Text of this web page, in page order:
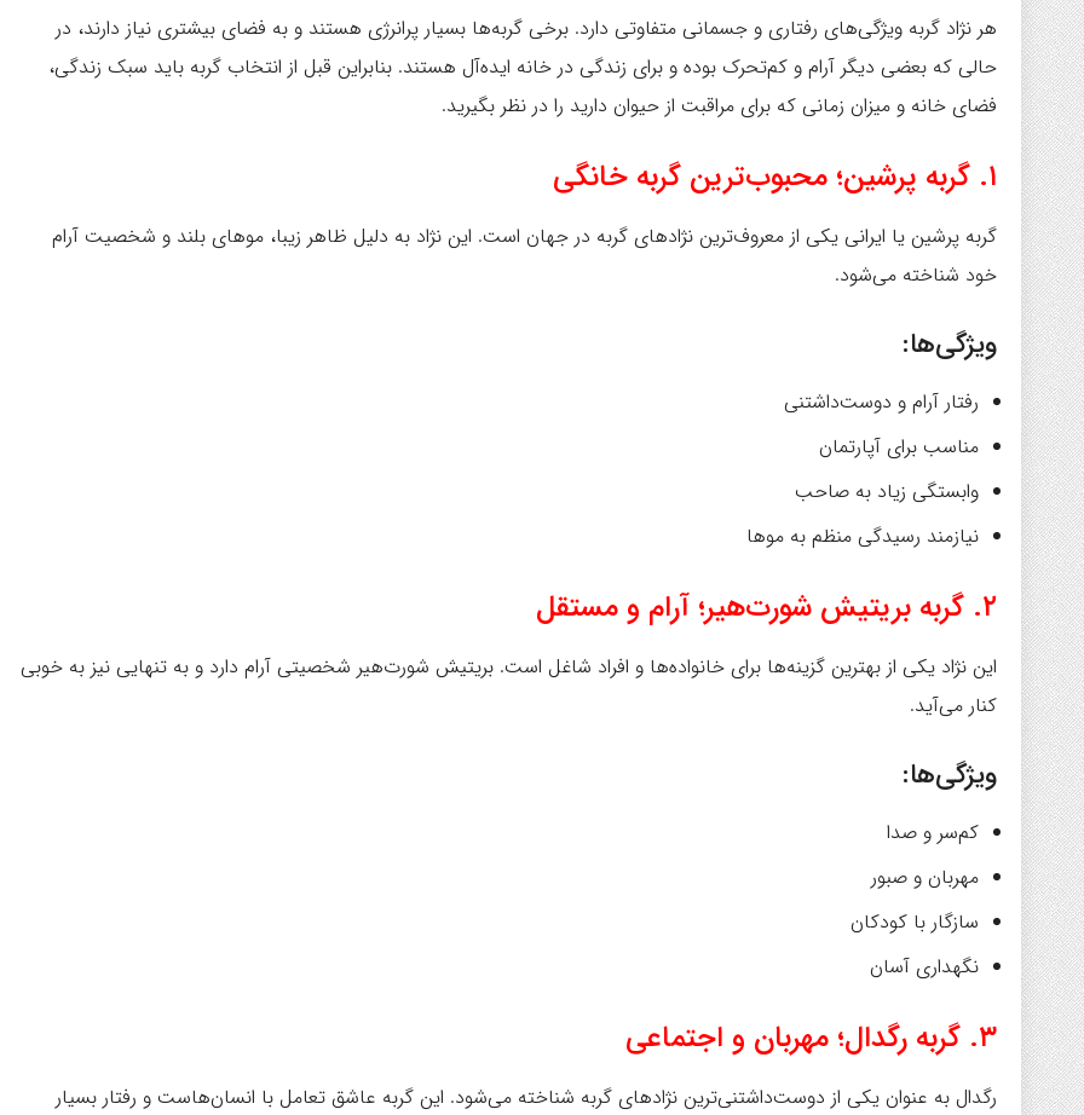
هر نژاد گربه ویژگی‌های رفتاری و جسمانی متفاوتی دارد. برخی گربه‌ها بسیار پرانرژی هستند و به فضای بیشتری نیاز دارند، در
حالی که بعضی دیگر آرام و کم‌تحرک بوده و برای زندگی در خانه ایده‌آل هستند. بنابراین قبل از انتخاب گربه باید سبک زندگی،
فضای خانه و میزان زمانی که برای مراقبت از حیوان دارید را در نظر بگیرید.
۱. گربه پرشین؛ محبوب‌ترین گربه خانگی
گربه پرشین یا ایرانی یکی از معروف‌ترین نژادهای گربه در جهان است. این نژاد به دلیل ظاهر زیبا، موهای بلند و شخصیت آرام
خود شناخته می‌شود.
ویژگی‌ها:
رفتار آرام و دوست‌داشتنی
مناسب برای آپارتمان
وابستگی زیاد به صاحب
نیازمند رسیدگی منظم به موها
۲. گربه بریتیش شورت‌هیر؛ آرام و مستقل
این نژاد یکی از بهترین گزینه‌ها برای خانواده‌ها و افراد شاغل است. بریتیش شورت‌هیر شخصیتی آرام دارد و به تنهایی نیز به خوبی
کنار می‌آید.
ویژگی‌ها:
کم‌سر و صدا
مهربان و صبور
سازگار با کودکان
نگهداری آسان
۳. گربه رگدال؛ مهربان و اجتماعی
رگدال به عنوان یکی از دوست‌داشتنی‌ترین نژادهای گربه شناخته می‌شود. این گربه عاشق تعامل با انسان‌هاست و رفتار بسیار